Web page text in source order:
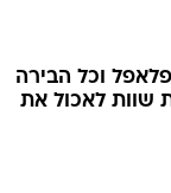
וכל הבירה
שוות לאכול את